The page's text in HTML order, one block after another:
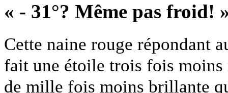
« - 31°? Même pas froid!
Cette naine rouge répondant
fait une étoile trois fois moins
de mille fois moins brillante